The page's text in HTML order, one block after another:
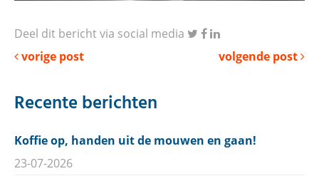
Deel dit bericht via social media
vorige post
volgende post
Recente berichten
Koffie op, handen uit de mouwen en gaan!
23-07-2026